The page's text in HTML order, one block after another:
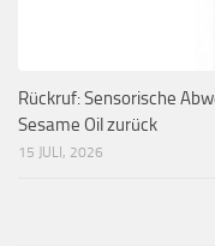
Rückruf: Sensorische
Sesame Oil zurück
15 JULI, 2026